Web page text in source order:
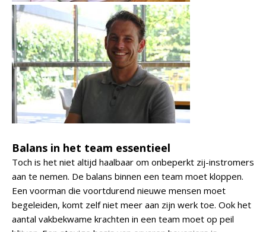
Balans in het team essentieel
Toch is het niet altijd haalbaar om onbeperkt zij-instromers
aan te nemen. De balans binnen een team moet kloppen.
Een voorman die voortdurend nieuwe mensen moet
begeleiden, komt zelf niet meer aan zijn werk toe. Ook het
aantal vakbekwame krachten in een team moet op peil